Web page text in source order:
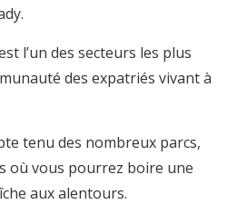
l’un des secteurs les plus
des expatriés vivant à
tenu des nombreux parcs,
où vous pourrez boire une
aux alentours.